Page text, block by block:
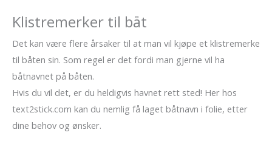
Klistremerker til båt
Det kan være flere årsaker til at man vil kjøpe et klistremerke
til båten sin. Som regel er det fordi man gjerne vil ha
båtnavnet på båten.
Hvis du vil det, er du heldigvis havnet rett sted! Her hos
text2stick.com kan du nemlig få laget båtnavn i folie, etter
dine behov og ønsker.